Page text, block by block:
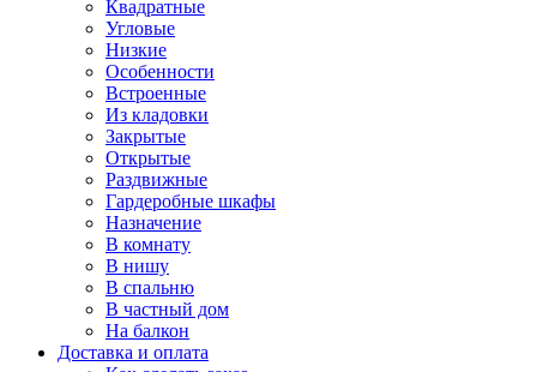
Квадратные
Угловые
Низкие
Особенности
Встроенные
Из кладовки
Закрытые
Открытые
Раздвижные
Гардеробные шкафы
Назначение
В комнату
В нишу
В спальню
В частный дом
На балкон
Доставка и оплата